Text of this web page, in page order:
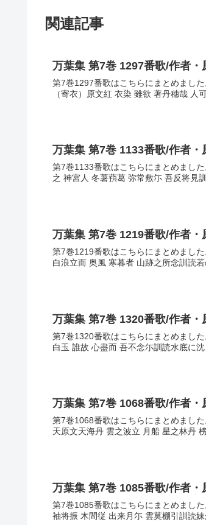
関連記事
万葉集 第7巻 1297番歌/作者・
第7巻1297番歌はこちらにまとめまし
（寄衣）原文紅 衣染 雖欲 著丹穗哉 人
万葉集 第7巻 1133番歌/作者
第7巻1133番歌はこちらにまとめまし
之 神宮人 冬薯蕷葛 弥常敷尓 吾反将見
万葉集 第7巻 1219番歌/作者
第7巻1219番歌はこちらにまとめまし
白浪立而 奥風 寒暮者 山跡之所念訓読
万葉集 第7巻 1320番歌/作者・
第7巻1320番歌はこちらにまとめまし
白玉 誰故 心盡而 吾不念尓訓読水底に
万葉集 第7巻 1068番歌/作者
第7巻1068番歌はこちらにまとめまし
天原文天海丹 雲之波立 月船 星之林丹
万葉集 第7巻 1085番歌/作者・
第7巻1085番歌はこちらにまとめまし
袖将振 木間従 出来月尓 雲莫棚引訓読